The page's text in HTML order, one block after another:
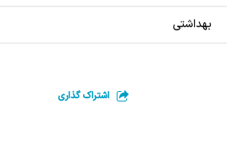
بهداشتی
اشتراک گذاری